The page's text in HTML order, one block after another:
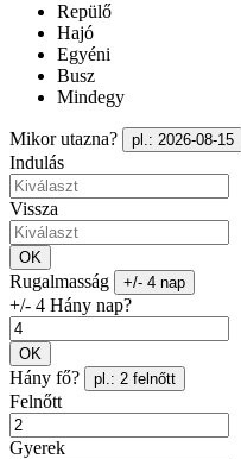
Repülő
Hajó
Egyéni
Busz
Mindegy
Mikor utazna? pl.: 2026-08-15
Indulás
Vissza
OK
Rugalmasság +/- 4 nap
+/- 4 Hány nap?
OK
Hány fő? pl.: 2 felnőtt
Felnőtt
Gyerek